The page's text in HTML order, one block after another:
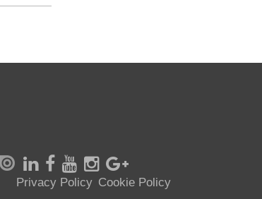
Privacy Policy Cookie Policy